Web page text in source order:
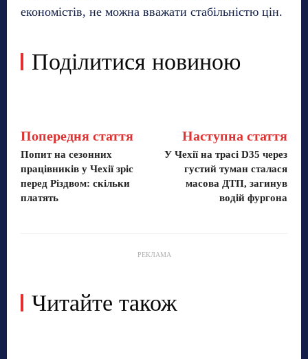
економістів, не можна вважати стабільністю цін.
Поділитися новиною
Попередня стаття
Попит на сезонних
працівників у Чехії зріс
перед Різдвом: скільки
платять
Наступна стаття
У Чехії на трасі D35 через
густий туман сталася
масова ДТП, загинув
водій фургона
РЕКЛАМА
Читайте також